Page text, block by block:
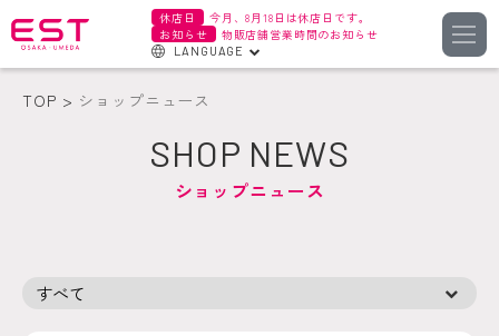
休店日
今月、8月18日は休店日です。
お知らせ
物販店舗営業時間のお知らせ
LANGUAGE
簡体字
繁体字
TOP ショップニュース
SHOP NEWS
ショップニュース